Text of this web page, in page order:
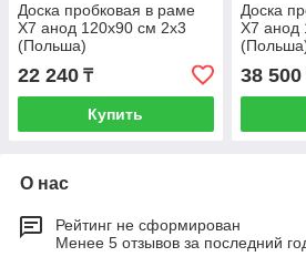
Доска пробковая в раме
Х7 анод 120х90 см 2x3
(Польша)
22 240 ₸
Купить
Доска
X7 анод
38 500
О нас
Рейтинг не сформирован
Менее 5 отзывов за последний